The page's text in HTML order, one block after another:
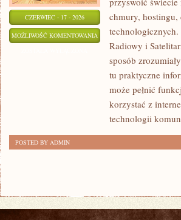
CZERWIEC - 17 - 2026
MOŻLIWOŚĆ KOMENTOWANIA CZYTELNICY
TEMACIE
chmury, hostingu,
Radiowy i
sposób
tu praktyczne
może pełnić
korzystać z
technologii
POSTED BY ADMIN